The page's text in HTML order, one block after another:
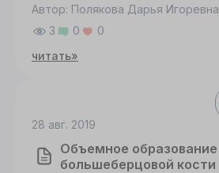
Автор: Полякова Дарья Игоревна
3
0
0
читать»
28 авг. 2019
Объемное образование
большеберцовой кости